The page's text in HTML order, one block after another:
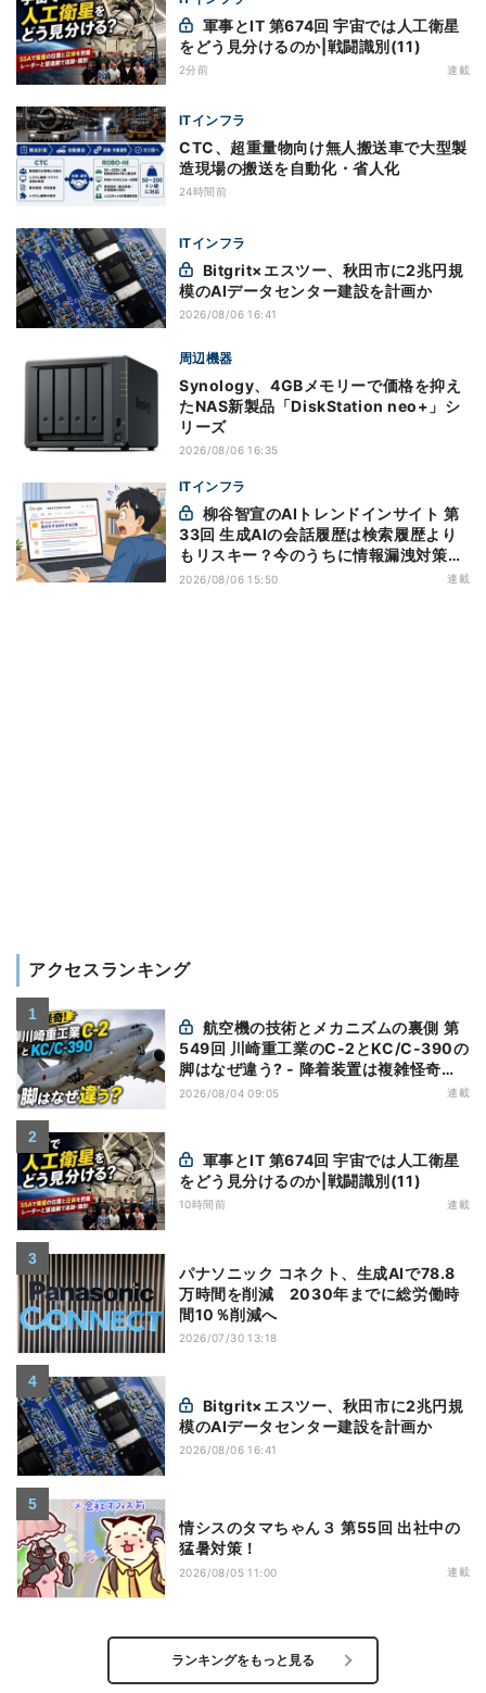
をどう見分けるのか|戦闘識別(11)
2分前 連載
ITインフラ
CTC、超重量物向け無人搬送車で大型製
造現場の搬送を自動化・省人化
24時間前
ITインフラ
模のAIデータセンター建設を計画か
2026/08/06 16:41
周辺機器
Synology、4GBメモリーで価格を抑え
たNAS新製品「DiskStation neo+」シ
リーズ
2026/08/06 16:35
ITインフラ
33回 生成AIの会話履歴は検索履歴より
もリスキー？今のうちに情報漏洩対策を
万全にしておこう
2026/08/06 15:50 連載
アクセスランキング
549回 川崎重工業のC-2とKC/C-390の
脚はなぜ違う? - 降着装置は複雑怪奇
(5)|軍用輸送機(10)
2026/08/04 09:05 連載
をどう見分けるのか|戦闘識別(11)
10時間前 連載
パナソニック コネクト、生成AIで78.8
万時間を削減 2030年までに総労働時
間10％削減へ
2026/07/30 13:18
模のAIデータセンター建設を計画か
2026/08/06 16:41
情シスのタマちゃん３ 第55回 出社中の
猛暑対策！
2026/08/05 11:00 連載
ランキングをもっと見る